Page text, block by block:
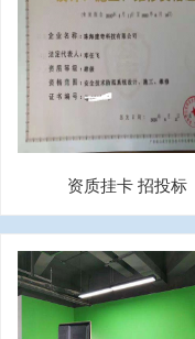
资质挂卡 招投标